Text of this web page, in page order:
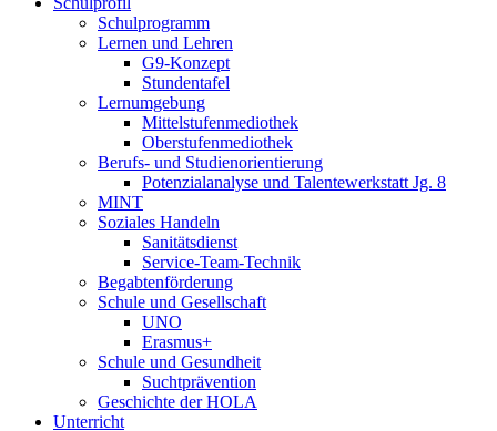
Schulprogramm
Lernen und Lehren
G9-Konzept
Stundentafel
Lernumgebung
Mittelstufenmediothek
Oberstufenmediothek
Berufs- und Studienorientierung
Potenzialanalyse und Talentewerkstatt Jg. 8
MINT
Soziales Handeln
Sanitätsdienst
Service-Team-Technik
Begabtenförderung
Schule und Gesellschaft
UNO
Erasmus+
Schule und Gesundheit
Suchtprävention
Geschichte der HOLA
Unterricht